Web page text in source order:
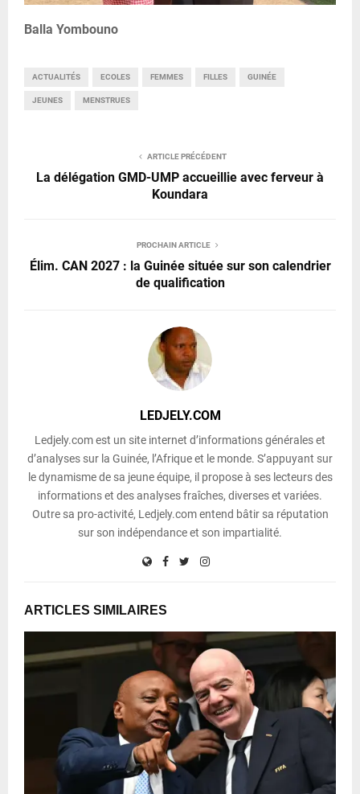
Balla Yombouno
ACTUALITÉS ECOLES FEMMES FILLES GUINÉE
JEUNES MENSTRUES
ARTICLE PRÉCÉDENT
La délégation GMD-UMP accueillie avec ferveur à
Koundara
PROCHAIN ARTICLE
Élim. CAN 2027 : la Guinée située sur son calendrier
de qualification
LEDJELY.COM
Ledjely.com est un site internet d’informations générales et
d’analyses sur la Guinée, l’Afrique et le monde. S’appuyant sur
le dynamisme de sa jeune équipe, il propose à ses lecteurs des
informations et des analyses fraîches, diverses et variées.
Outre sa pro-activité, Ledjely.com entend bâtir sa réputation
sur son indépendance et son impartialité.
ARTICLES SIMILAIRES